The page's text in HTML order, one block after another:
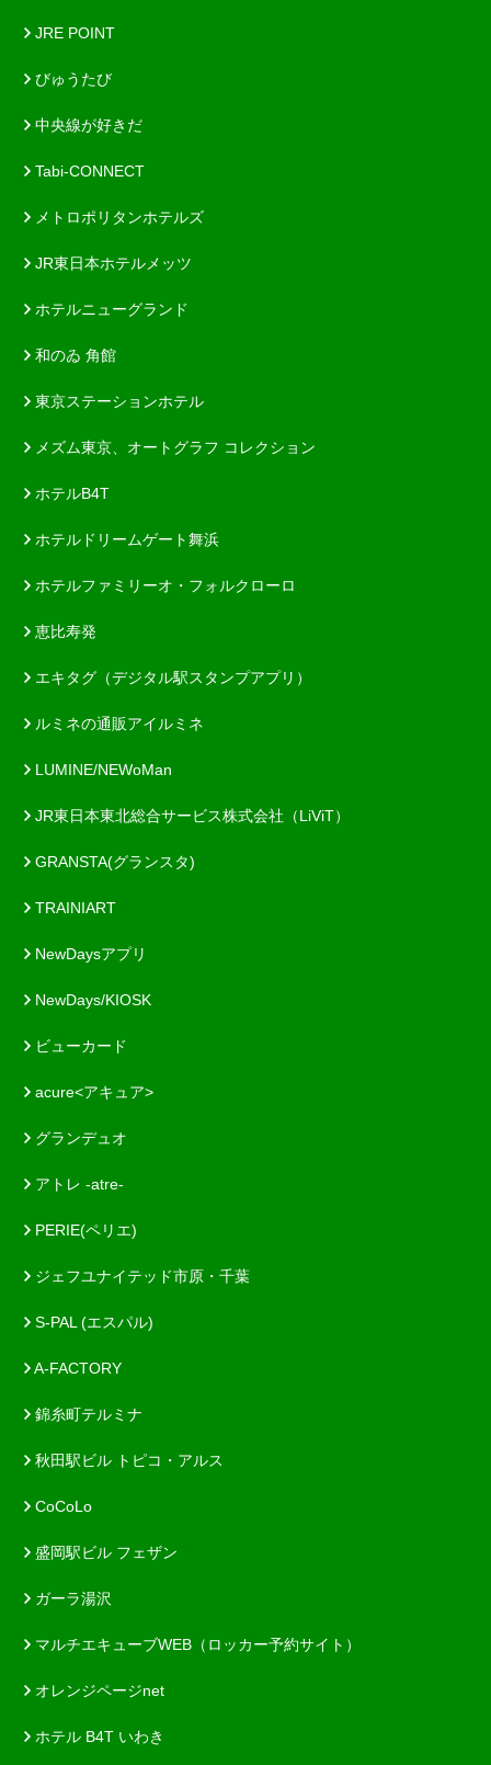
JRE POINT
びゅうたび
中央線が好きだ
Tabi-CONNECT
メトロポリタンホテルズ
JR東日本ホテルメッツ
ホテルニューグランド
和のゐ 角館
東京ステーションホテル
メズム東京、オートグラフ コレクション
ホテルB4T
ホテルドリームゲート舞浜
ホテルファミリーオ・フォルクローロ
恵比寿発
エキタグ（デジタル駅スタンプアプリ）
ルミネの通販アイルミネ
LUMINE/NEWoMan
JR東日本東北総合サービス株式会社（LiViT）
GRANSTA(グランスタ)
TRAINIART
NewDaysアプリ
NewDays/KIOSK
ビューカード
acure<アキュア>
グランデュオ
アトレ -atre-
PERIE(ペリエ)
ジェフユナイテッド市原・千葉
S-PAL (エスパル)
A-FACTORY
錦糸町テルミナ
秋田駅ビル トピコ・アルス
CoCoLo
盛岡駅ビル フェザン
ガーラ湯沢
マルチエキューブWEB（ロッカー予約サイト）
オレンジページnet
ホテル B4T いわき